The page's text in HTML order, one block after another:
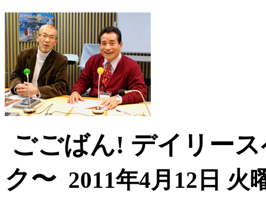
ごごばん! デイリー
ク〜 2011年4月12日 火